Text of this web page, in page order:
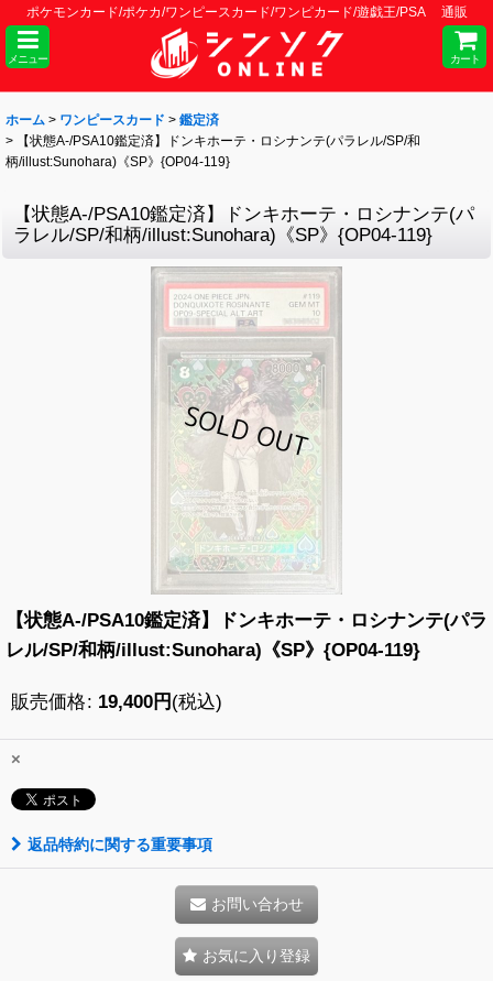
ポケモンカード/ポケカ/ワンピースカード/ワンピカード/遊戯王/PSA 通販
メニュー カート
ホーム > ワンピースカード > 鑑定済
>
【状態A-/PSA10鑑定済】ドンキホーテ・ロシナンテ(パラレル/SP/和
柄/illust:Sunohara)《SP》{OP04-119}
【状態A-/PSA10鑑定済】ドンキホーテ・ロシナンテ(パ
ラレル/SP/和柄/illust:Sunohara)《SP》{OP04-119}
【状態A-/PSA10鑑定済】ドンキホーテ・ロシナンテ(パラ
レル/SP/和柄/illust:Sunohara)《SP》{OP04-119}
販売価格: 19,400円 (税込)
×
返品特約に関する重要事項
お問い合わせ
お気に入り登録